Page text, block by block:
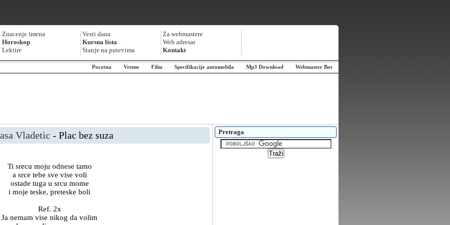
Znacenje imena
Horoskop
Lektire
Vesti dana
Kursna lista
Stanje na putevima
Za webmastere
Web adresar
Kontakt
Pocetna Vreme Film Specifikacije automobila Mp3 Download Webmaster Bot
Vladetic - Plac bez suza
Ti srecu moju odnese tamo
a srce tebe sve vise voli
ostade tuga u srcu mome
i moje teske, preteske boli
Ref. 2x
Ja nemam vise nikog da volim
Pretraga